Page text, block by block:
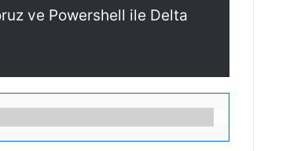
ve Powershell ile Delta